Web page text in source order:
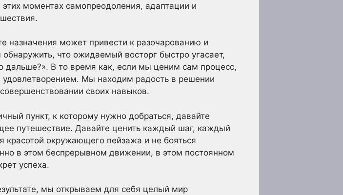
моментах самопреодоления, адаптации и
назначения может привести к разочарованию и
что ожидаемый восторг быстро угасает,
дальше?». В то время как, если мы ценим сам процесс,
Мы находим радость в решении
своих навыков.
пункт, к которому нужно добраться, давайте
путешествие. Давайте ценить каждый шаг, каждый
окружающего пейзажа и не бояться
в этом беспрерывном движении, в этом постоянном
успеха.
мы открываем для себя целый мир